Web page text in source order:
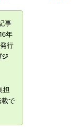
事
年
行
ジ
担
で